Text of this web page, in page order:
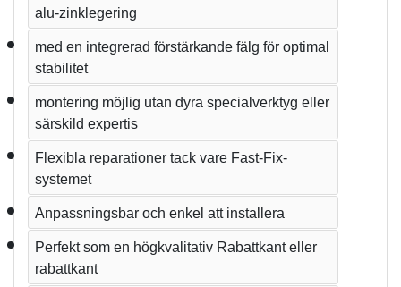
alu-zinklegering
med en integrerad förstärkande fälg för optimal
stabilitet
montering möjlig utan dyra specialverktyg eller
särskild expertis
Flexibla reparationer tack vare Fast-Fix-
systemet
Anpassningsbar och enkel att installera
Perfekt som en högkvalitativ Rabattkant eller
rabattkant